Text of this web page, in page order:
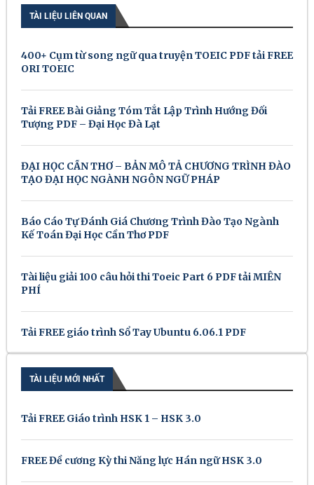
TÀI LIỆU LIÊN QUAN
400+ Cụm từ song ngữ qua truyện TOEIC PDF tải FREE
ORI TOEIC
Tải FREE Bài Giảng Tóm Tắt Lập Trình Hướng Đối
Tượng PDF – Đại Học Đà Lạt
ĐẠI HỌC CẦN THƠ – BẢN MÔ TẢ CHƯƠNG TRÌNH ĐÀO
TẠO ĐẠI HỌC NGÀNH NGÔN NGỮ PHÁP
Báo Cáo Tự Đánh Giá Chương Trình Đào Tạo Ngành
Kế Toán Đại Học Cần Thơ PDF
Tài liệu giải 100 câu hỏi thi Toeic Part 6 PDF tải MIỄN
PHÍ
Tải FREE giáo trình Sổ Tay Ubuntu 6.06.1 PDF
TÀI LIỆU MỚI NHẤT
Tải FREE Giáo trình HSK 1 – HSK 3.0
FREE Đề cương Kỳ thi Năng lực Hán ngữ HSK 3.0